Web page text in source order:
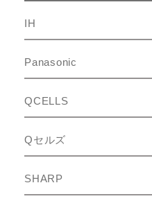
IH
Panasonic
QCELLS
Qセルズ
SHARP